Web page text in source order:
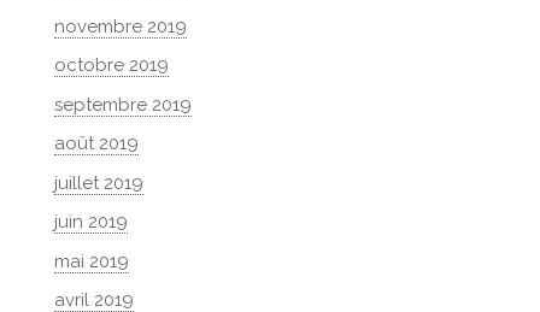
novembre 2019
octobre 2019
septembre 2019
août 2019
juillet 2019
juin 2019
mai 2019
avril 2019